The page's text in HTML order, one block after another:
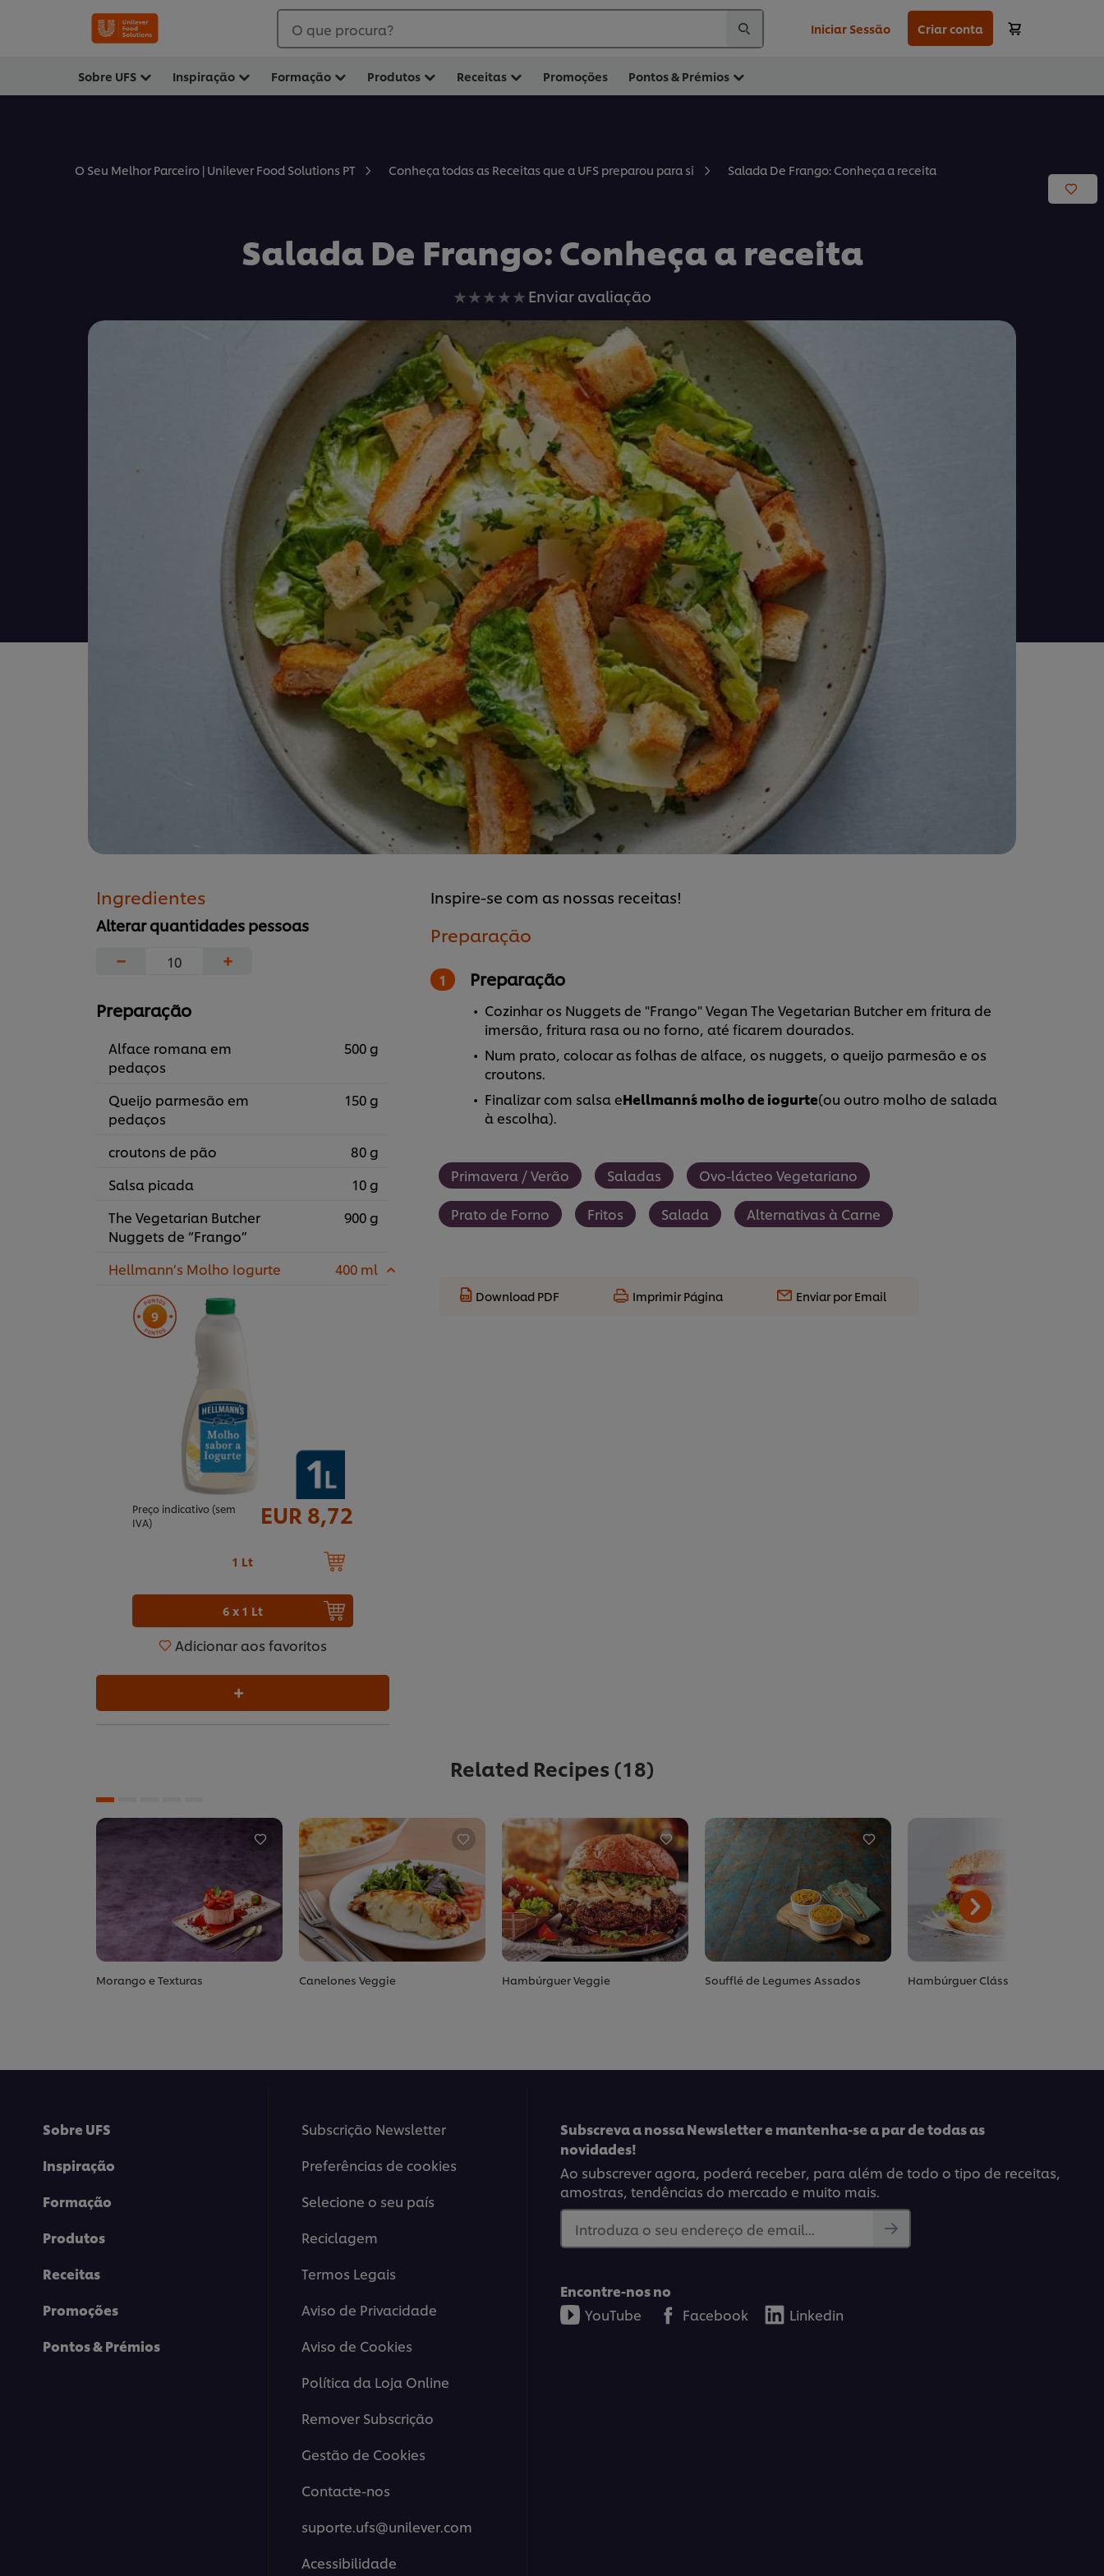
O que procura? Iniciar Sessão Criar conta
Sobre UFS Inspiração Formação Produtos Receitas Promoções Pontos & Prémios
O Seu Melhor Parceiro | Unilever Food Solutions PT Conheça todas as Receitas que a UFS preparou para si Salada De Frango: Conheça a receita
Salada De Frango: Conheça a receita
Nenhuma
avaliação
enviada
para
este
recipe
Enviar avaliação
Ingredientes
Alterar quantidades pessoas
− +
Preparação
Alface romana em
pedaços
500 g
Queijo parmesão em
pedaços
150 g
croutons de pão
80 g
Salsa picada
10 g
The Vegetarian Butcher
Nuggets de “Frango”
900 g
Hellmann’s Molho Iogurte 400 ml
9
Preço indicativo (sem
IVA)
EUR 8,72
1 Lt
6 x 1 Lt
Adicionar aos favoritos
Inspire-se com as nossas receitas!
Preparação
Preparação
Cozinhar os Nuggets de "Frango" Vegan The Vegetarian Butcher em fritura de
imersão, fritura rasa ou no forno, até ficarem dourados.
Num prato, colocar as folhas de alface, os nuggets, o queijo parmesão e os
croutons.
Finalizar com salsa eHellmann´s molho de iogurte(ou outro molho de salada
à escolha).
Primavera / Verão Saladas Ovo-lácteo Vegetariano
Prato de Forno Fritos Salada Alternativas à Carne
Download PDF Imprimir Página Enviar por Email
Related Recipes (18)
Morango e Texturas Canelones Veggie Hambúrguer Veggie Soufflé de Legumes Assados Hambúrguer Clássico
Sobre UFS
Inspiração
Formação
Produtos
Receitas
Promoções
Pontos & Prémios
Subscrição Newsletter
Preferências de cookies
Selecione o seu país
Reciclagem
Termos Legais
Aviso de Privacidade
Aviso de Cookies
Política da Loja Online
Remover Subscrição
Gestão de Cookies
Contacte-nos
suporte.ufs@unilever.com
Acessibilidade
Subscreva a nossa Newsletter e mantenha-se a par de todas as
novidades!
Ao subscrever agora, poderá receber, para além de todo o tipo de receitas,
amostras, tendências do mercado e muito mais.
Introduza o seu endereço de email...
Encontre-nos no
YouTube
Facebook Linkedin